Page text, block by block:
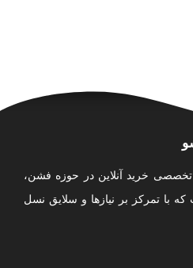
تخصصی خرید آنلاین در حوزه فشن،
با تمرکز بر نیازها و سلایق نسل
از پوشاک، کیف، اکسسوری، لوازم